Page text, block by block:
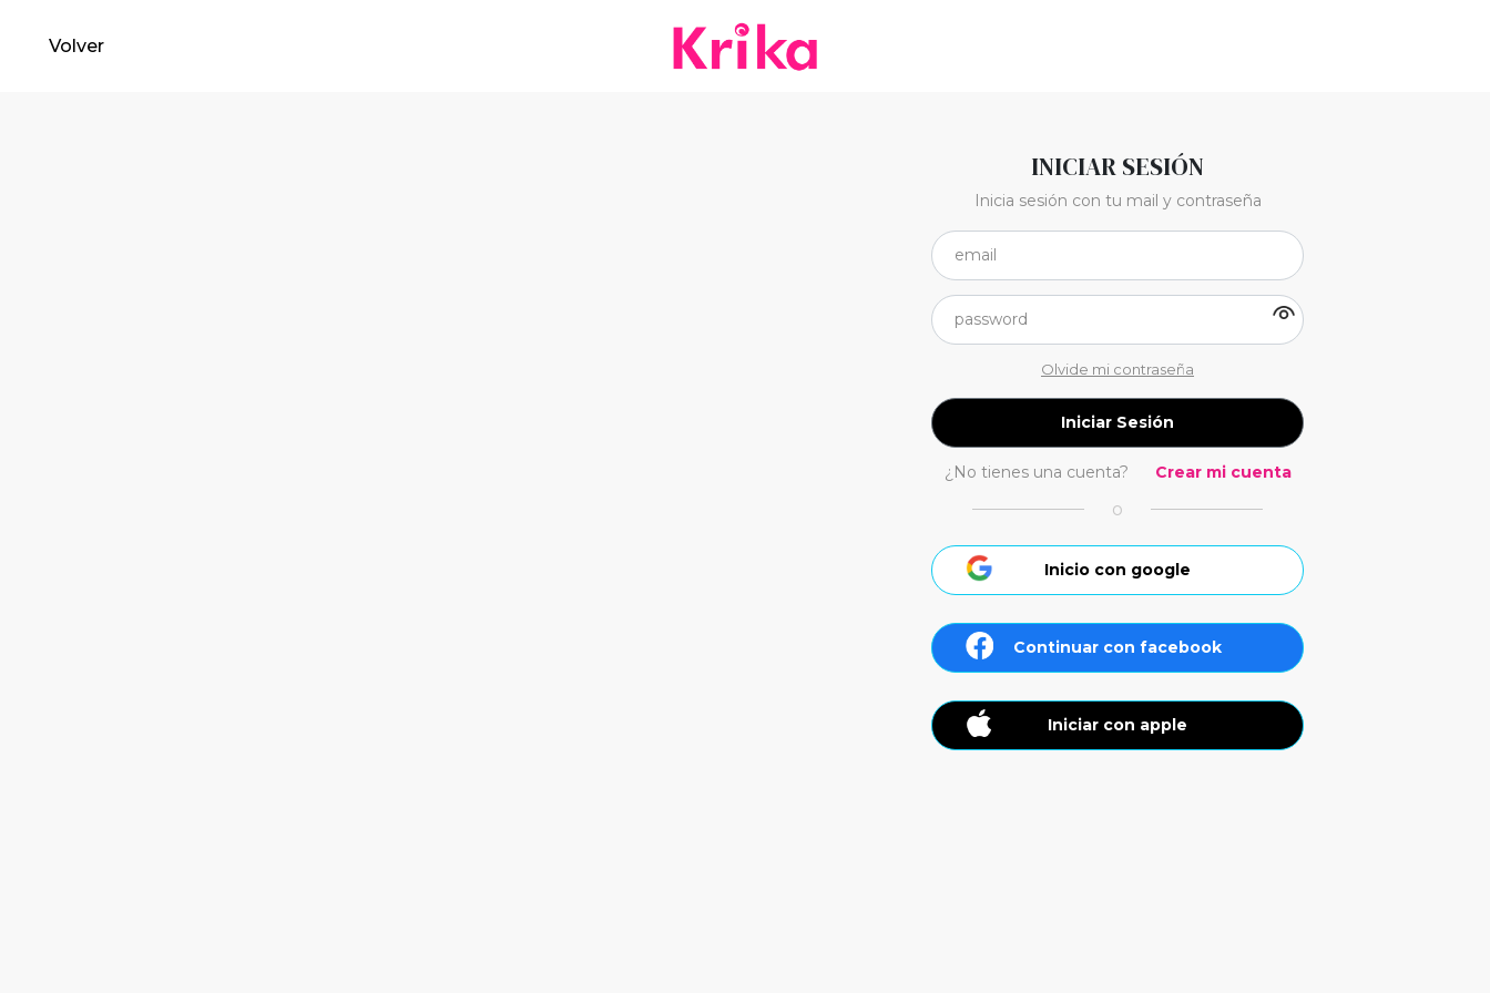
Volver
INICIAR SESIÓN
Inicia sesión con tu mail y contraseña
Olvide mi contraseña
Iniciar Sesión
¿No tienes una cuenta? Crear mi cuenta
o
Inicio con google
Continuar con facebook
Iniciar con apple